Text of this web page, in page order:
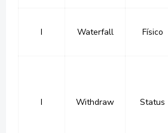
I Waterfall Físico
I Withdraw Status